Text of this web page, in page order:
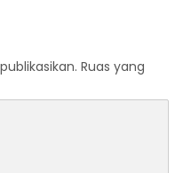
Ruas yang